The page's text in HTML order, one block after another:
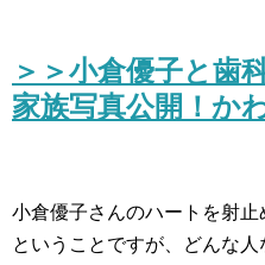
＞＞小倉優子と歯
家族写真公開！か
小倉優子さんのハートを射
ということですが、どんな人